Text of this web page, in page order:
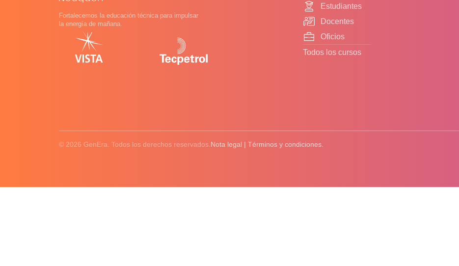
Fortalecemos la educación técnica para impulsar
la energía de mañana.
Estudiantes
Docentes
Oficios
Todos los cursos
© 2026 GenEra. Todos los derechos reservados. Nota legal | Términos y condiciones.